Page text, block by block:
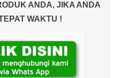
ANDA, JIKA ANDA
WAKTU !